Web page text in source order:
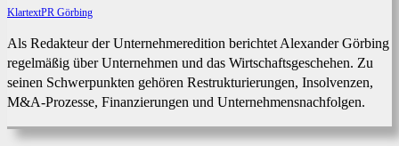
KlartextPR Görbing
Als Redakteur der Unternehmeredition berichtet Alexander Görbing
regelmäßig über Unternehmen und das Wirtschaftsgeschehen. Zu
seinen Schwerpunkten gehören Restrukturierungen, Insolvenzen,
M&A-Prozesse, Finanzierungen und Unternehmensnachfolgen.